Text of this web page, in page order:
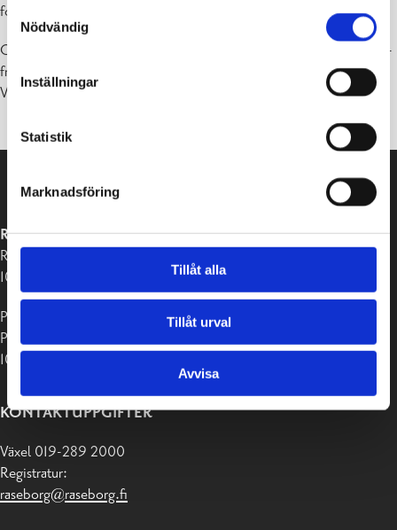
Samtyckesval
Nödvändig
Inställningar
Statistik
Marknadsföring
Tillåt alla
Tillåt urval
Avvisa
fotografier av Outi Karikivi
Galleri Perspektivet (Raseborgsvägen 8 ) är öppet må-on 10-19, to-
fre 10-17, lö 10-14, sö stängt
Varmt välkomna!
RASEBORGS STAD
Raseborgsvägen 37
10650 Ekenäs
Postadress:
PB 58
10611 Raseborg
KONTAKTUPPGIFTER
Växel 019-289 2000
Registratur:
raseborg@raseborg.fi